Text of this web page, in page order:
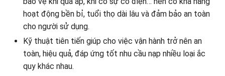
hoạt động bền bỉ, tuổi thọ dài lâu và đảm bảo an toàn
cho người sử dụng.
Kỹ thuật tiên tiến giúp cho việc vận hành trở nên an
toàn, hiệu quả, đáp ứng tốt nhu cầu nạp nhiều loại ắc
quy khác nhau.